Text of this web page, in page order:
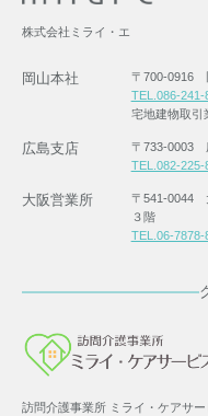
株式会社ミライ・エ
岡山本社
〒700-0916
TEL.086-241-
宅地建物取引
広島支店
〒733-0003
TEL.082-225-
大阪営業所
〒541-0044
３階
TEL.06-7878-
訪問介護事業所 ミライ・ケアサー